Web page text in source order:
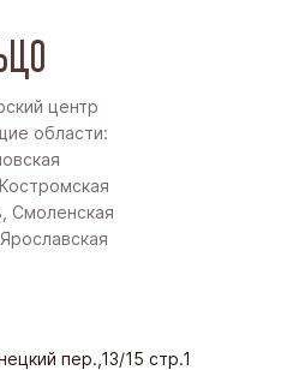
центр
области:
Смоленская
пер.,13/15 стр.1